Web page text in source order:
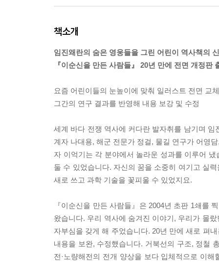
책소개
임진왜란의 숨은 영웅들을 그린 어린이 역사책의
『이순신을 만든 사람들』 20년 만에 전면 개정판
요즘 어린이들의 눈높이에 맞춰 일러스트 전면 교체
그간의 연구 결과를 반영해 내용 보강 및 수정
세계 바다 전쟁 역사에 커다란 발자취를 남기며
계자 나대용, 해군 전문가 정걸, 물길 연구가 어영
자 이억기는 각 분야에서 놀라운 성과를 이루어
둘 수 있었습니다. 자신의 꿈을 소중히 여기고 실
새로 쓰고 과학 기술을 꽃피울 수 있었지요.
『이순신을 만든 사람들』은 2004년 초판 1쇄를
왔습니다. 우리 역사에 숨겨진 이야기, 우리가 몰
자부심을 갖게 해 주었습니다. 20년 만에 새로 펴
내용을 보완, 수정했습니다. 거북선의 구조, 정철
전·노량해전의 전개 양상을 보다 입체적으로 이